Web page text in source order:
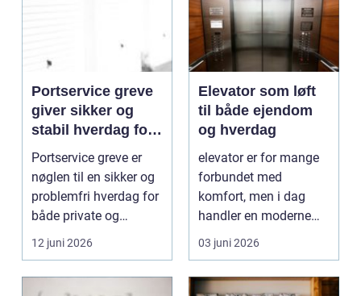
Portservice greve
giver sikker og
stabil hverdag for
porte
Portservice greve er
nøglen til en sikker og
problemfri hverdag for
både private og
virksomheder, de...
12 juni 2026
Elevator som løft
til både ejendom
og hverdag
elevator er for mange
forbundet med
komfort, men i dag
handler en moderne
elevator lige så meg...
03 juni 2026